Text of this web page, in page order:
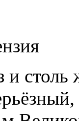
столь